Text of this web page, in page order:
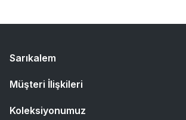
Sarıkalem
Müşteri İlişkileri
Koleksiyonumuz